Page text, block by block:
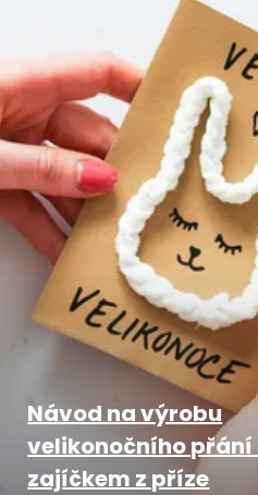
Návod na výrobu
velikonočního přání
zajíčkem z příze